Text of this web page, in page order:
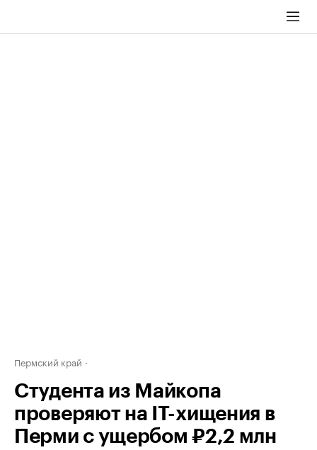
Пермский край
Студента из Майкопа
проверяют на IT-хищения в
Перми с ущербом ₽2,2 млн